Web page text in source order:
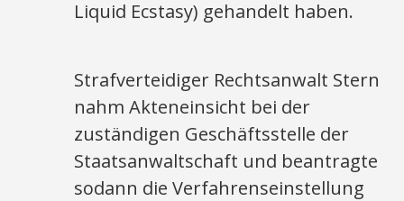
Liquid Ecstasy) gehandelt haben.
Strafverteidiger Rechtsanwalt Stern
nahm Akteneinsicht bei der
zuständigen Geschäftsstelle der
Staatsanwaltschaft und beantragte
sodann die Verfahrenseinstellung